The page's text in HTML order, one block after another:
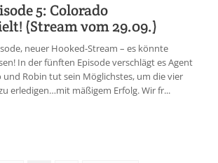
5: Colorado
(Stream vom 29.09.)
neuer Hooked-Stream – es könnte
In der fünften Episode verschlägt es Agent
und Robin tut sein Möglichstes, um die vier
erledigen…mit mäßigem Erfolg. Wir fr...